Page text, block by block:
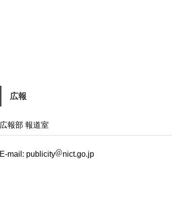
広報
広報部 報道室
E-mail: publicity nict.go.jp